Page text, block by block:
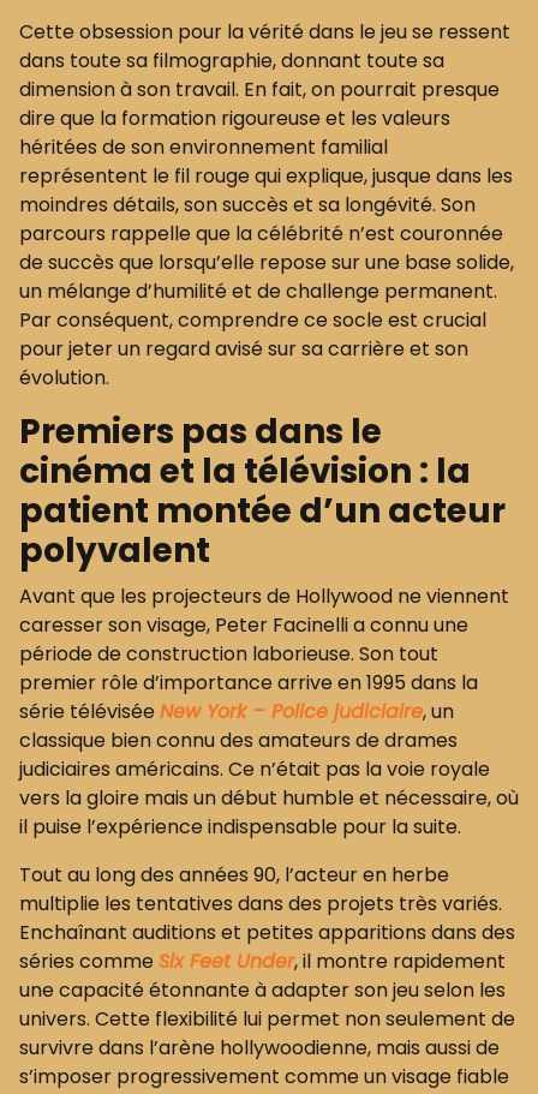
Cette obsession pour la vérité dans le jeu se ressent
dans toute sa filmographie, donnant toute sa
dimension à son travail. En fait, on pourrait presque
dire que la formation rigoureuse et les valeurs
héritées de son environnement familial
représentent le fil rouge qui explique, jusque dans les
moindres détails, son succès et sa longévité. Son
parcours rappelle que la célébrité n’est couronnée
de succès que lorsqu’elle repose sur une base solide,
un mélange d’humilité et de challenge permanent.
Par conséquent, comprendre ce socle est crucial
pour jeter un regard avisé sur sa carrière et son
évolution.
Premiers pas dans le
cinéma et la télévision : la
patient montée d’un acteur
polyvalent
Avant que les projecteurs de Hollywood ne viennent
caresser son visage, Peter Facinelli a connu une
période de construction laborieuse. Son tout
premier rôle d’importance arrive en 1995 dans la
série téléviséeNew York – Police judiciaire, un
classique bien connu des amateurs de drames
judiciaires américains. Ce n’était pas la voie royale
vers la gloire mais un début humble et nécessaire, où
il puise l’expérience indispensable pour la suite.
Tout au long des années 90, l’acteur en herbe
multiplie les tentatives dans des projets très variés.
Enchaînant auditions et petites apparitions dans des
séries comme Six Feet Under, il montre rapidement
une capacité étonnante à adapter son jeu selon les
univers. Cette flexibilité lui permet non seulement de
survivre dans l’arène hollywoodienne, mais aussi de
s’imposer progressivement comme un visage fiable